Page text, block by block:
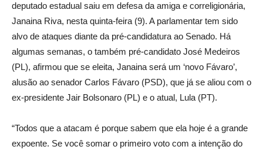
deputado estadual saiu em defesa da amiga e correligionária,
Janaina Riva, nesta quinta-feira (9). A parlamentar tem sido
alvo de ataques diante da pré-candidatura ao Senado. Há
algumas semanas, o também pré-candidato José Medeiros
(PL), afirmou que se eleita, Janaina será um ‘novo Fávaro’,
alusão ao senador Carlos Fávaro (PSD), que já se aliou com o
ex-presidente Jair Bolsonaro (PL) e o atual, Lula (PT).
“Todos que a atacam é porque sabem que ela hoje é a grande
expoente. Se você somar o primeiro voto com a intenção do